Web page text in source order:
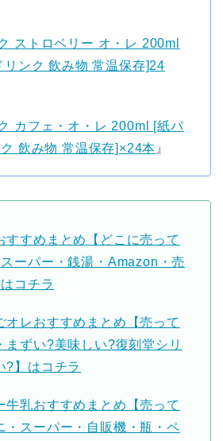
ストロベリー オ・レ 200ml
リンク 飲み物 常温保存]24
カフェ・オ・レ 200ml [紙パ
飲み物 常温保存]×24本 』
すすめまとめ【どこに売って
ーパー・銭湯・Amazon・売
コチラ
オレおすすめまとめ【売って
まずい?美味しい?復刻堂シリ
?】はコチラ
牛乳おすすめまとめ【売って
・スーパー・自販機・瓶・ペ